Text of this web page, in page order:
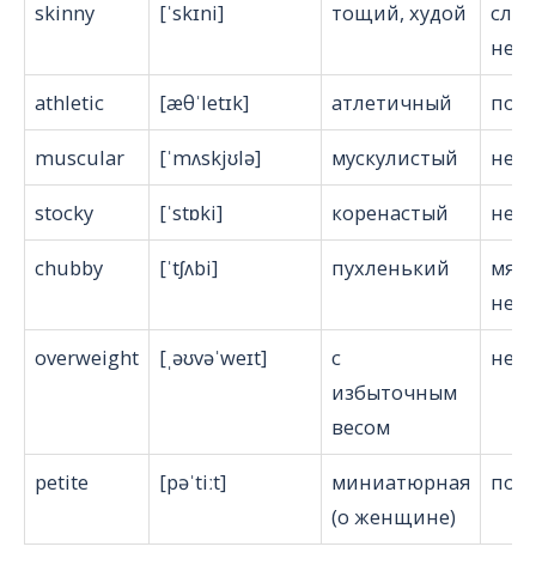
skinny [ˈskɪni] тощий, худой
athletic
[æθˈletɪk] атлетичный
muscular
[ˈmʌskjʊlə] мускулистый
stocky
[ˈstɒki] коренастый
chubby
[ˈtʃʌbi] пухленький
overweight
[ˌəʊvəˈweɪt]
с
избыточным
весом
petite [pəˈtiːt]
миниатюрная
(о женщине)